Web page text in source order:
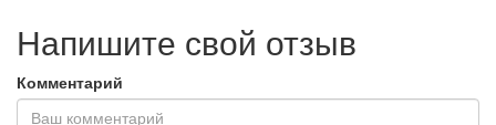
Напишите свой отзыв
Комментарий